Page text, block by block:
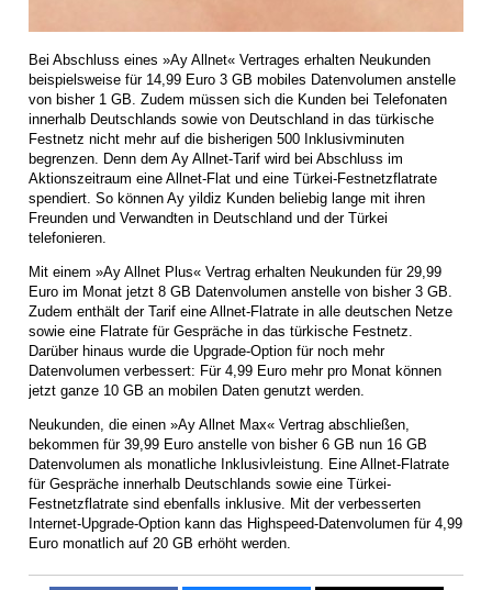
Bei Abschluss eines »Ay Allnet« Vertrages erhalten Neukunden
beispielsweise für 14,99 Euro 3 GB mobiles Datenvolumen anstelle
von bisher 1 GB. Zudem müssen sich die Kunden bei Telefonaten
innerhalb Deutschlands sowie von Deutschland in das türkische
Festnetz nicht mehr auf die bisherigen 500 Inklusivminuten
begrenzen. Denn dem Ay Allnet-Tarif wird bei Abschluss im
Aktionszeitraum eine Allnet-Flat und eine Türkei-Festnetzflatrate
spendiert. So können Ay yildiz Kunden beliebig lange mit ihren
Freunden und Verwandten in Deutschland und der Türkei
telefonieren.
Mit einem »Ay Allnet Plus« Vertrag erhalten Neukunden für 29,99
Euro im Monat jetzt 8 GB Datenvolumen anstelle von bisher 3 GB.
Zudem enthält der Tarif eine Allnet-Flatrate in alle deutschen Netze
sowie eine Flatrate für Gespräche in das türkische Festnetz.
Darüber hinaus wurde die Upgrade-Option für noch mehr
Datenvolumen verbessert: Für 4,99 Euro mehr pro Monat können
jetzt ganze 10 GB an mobilen Daten genutzt werden.
Neukunden, die einen »Ay Allnet Max« Vertrag abschließen,
bekommen für 39,99 Euro anstelle von bisher 6 GB nun 16 GB
Datenvolumen als monatliche Inklusivleistung. Eine Allnet-Flatrate
für Gespräche innerhalb Deutschlands sowie eine Türkei-
Festnetzflatrate sind ebenfalls inklusive. Mit der verbesserten
Internet-Upgrade-Option kann das Highspeed-Datenvolumen für 4,99
Euro monatlich auf 20 GB erhöht werden.